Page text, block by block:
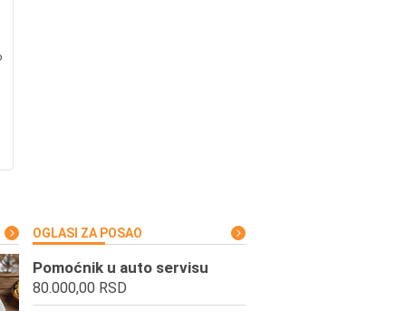
OGLASI ZA POSAO
Pomoćnik u auto servisu
80.000,00 RSD